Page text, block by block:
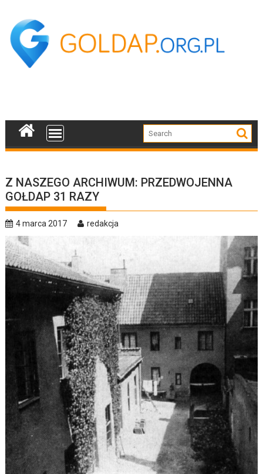
content
Z NASZEGO ARCHIWUM: PRZEDWOJENNA
GOŁDAP 31 RAZY
4 marca 2017 redakcja